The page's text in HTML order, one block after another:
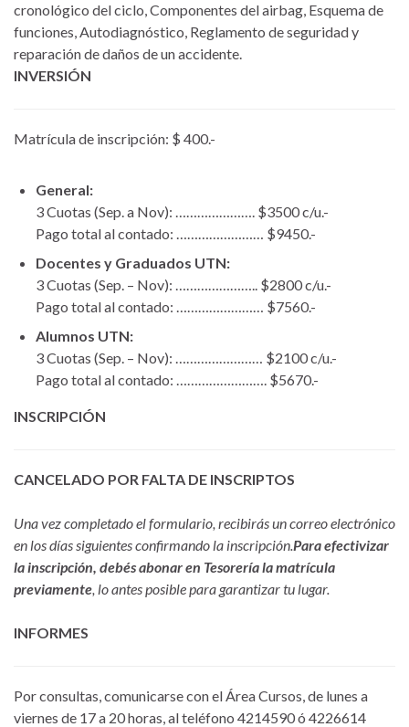
cronológico del ciclo, Componentes del airbag, Esquema de
funciones, Autodiagnóstico, Reglamento de seguridad y
reparación de daños de un accidente.
INVERSIÓN
Matrícula de inscripción: $ 400.-
General:
3 Cuotas (Sep. a Nov): …………………. $3500 c/u.-
Pago total al contado: …………………… $9450.-
Docentes y Graduados UTN:
3 Cuotas (Sep. – Nov): ………………….. $2800 c/u.-
Pago total al contado: …………………… $7560.-
Alumnos UTN:
3 Cuotas (Sep. – Nov): …………………… $2100 c/u.-
Pago total al contado: ……………………. $5670.-
INSCRIPCIÓN
CANCELADO POR FALTA DE INSCRIPTOS
Una vez completado el formulario, recibirás un correo electrónico
en los días siguientes confirmando la inscripción.Para efectivizar
la inscripción, debés abonar en Tesorería la matrícula
previamente, lo antes posible para garantizar tu lugar.
INFORMES
Por consultas, comunicarse con el Área Cursos, de lunes a
viernes de 17 a 20 horas, al teléfono 4214590 ó 4226614